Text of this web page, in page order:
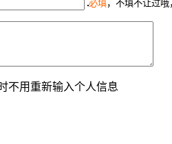
必填，不填不让过
不用重新输入个人信息